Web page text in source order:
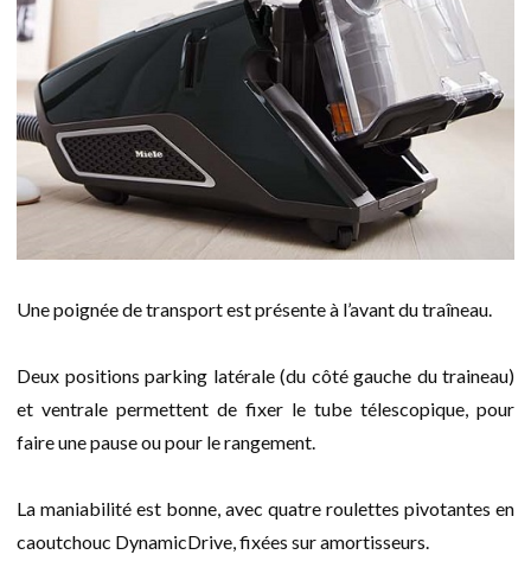
Une poignée de transport est présente à l’avant du traîneau.
Deux positions parking latérale (du côté gauche du traineau)
et ventrale permettent de fixer le tube télescopique, pour
faire une pause ou pour le rangement.
La maniabilité est bonne, avec quatre roulettes pivotantes en
caoutchouc DynamicDrive, fixées sur amortisseurs.